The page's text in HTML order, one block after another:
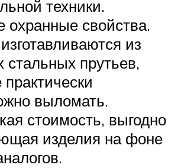
техники.
охранные свойства.
из
стальных прутьев,
выломать.
стоимость, выгодно
изделия на фоне